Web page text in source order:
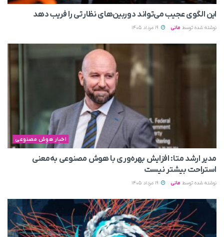
این الگوی عجیب می‌تواند دوربین‌های نظارتی را فریب دهد
نوشته شده توسط مانی
اخبار هوش مصنوعی
مدیر ارشد متا: افزایش بهره‌وری با هوش مصنوعی به‌معنی
استراحت بیشتر نیست
نوشته شده توسط مانی